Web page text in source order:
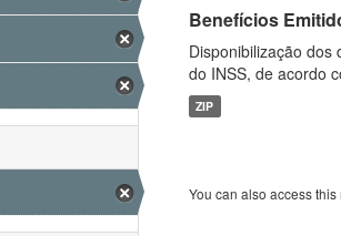
Benefícios
Disponibilização
do INSS, de acordo
ZIP
You can also access